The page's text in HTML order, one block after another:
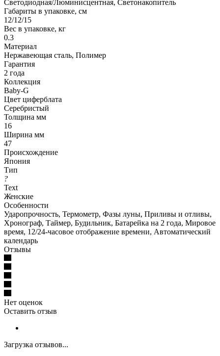
Светодиодная/Люминисцентная, Светонакопитель
Габариты в упаковке, см
12/12/15
Вес в упаковке, кг
0.3
Материал
Нержавеющая сталь, Полимер
Гарантия
2 года
Коллекция
Baby-G
Цвет циферблата
Серебристый
Толщина мм
16
Ширина мм
47
Происхождение
Япония
Тип
?
Text
Женские
Особенности
Ударопрочность, Термометр, Фазы луны, Приливы и отливы,
Хронограф, Таймер, Будильник, Батарейка на 2 года, Мировое
время, 12/24-часовое отображение времени, Автоматический
календарь
Отзывы
Нет оценок
Оставить отзыв
Загрузка отзывов...